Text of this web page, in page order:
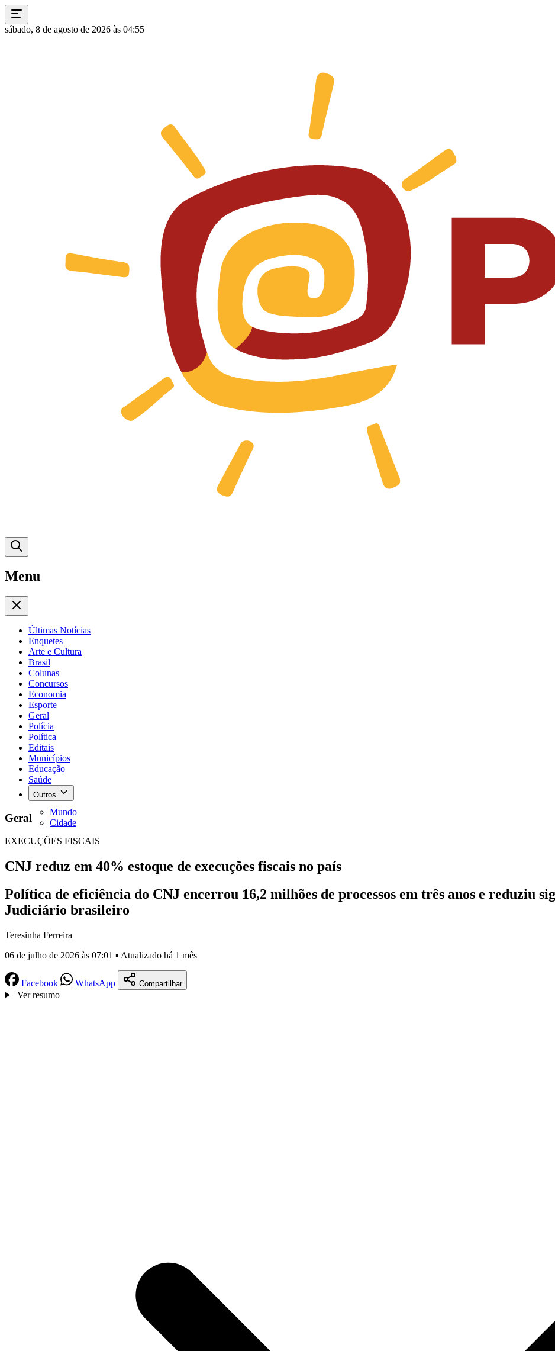
sábado, 8 de agosto de 2026 às 04:55
Menu
Últimas Notícias
Enquetes
Arte e Cultura
Brasil
Colunas
Concursos
Economia
Esporte
Geral
Polícia
Política
Editais
Municípios
Educação
Saúde
Outros
Mundo
Cidade
Geral
EXECUÇÕES FISCAIS
CNJ reduz em 40% estoque de execuções fiscais no país
Política de eficiência do CNJ encerrou 16,2 milhões de processos em três anos e reduziu
Judiciário brasileiro
Teresinha Ferreira
06 de julho de 2026 às 07:01 ▪ Atualizado há 1 mês
Facebook WhatsApp Compartilhar
Ver resumo